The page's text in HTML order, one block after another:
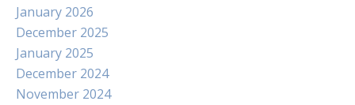
January 2026
December 2025
January 2025
December 2024
November 2024